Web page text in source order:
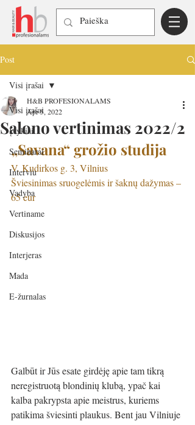
Post
Visi įrašai
Įvykiai
Seminarai
Interviu
Vadyba
Vertiname
Diskusijos
Interjeras
Mada
E-žurnalas
Visi įrašai
Salono vertinimas 2022/2
H&B PROFESIONALAMS
Apr 5, 2022
„Savana“ grožio studija
V. Kudirkos g. 3, Vilnius
Šviesinimas sruogelėmis ir šaknų dažymas –
65 eur
Galbūt ir Jūs esate girdėję apie tam tikrą
neregistruotą blondinių klubą, ypač kai
kalba pakrypsta apie meistrus, kuriems
patikima šviesinti plaukus. Bent jau Vilniuje